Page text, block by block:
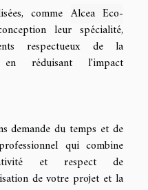
commeAlcea Eco-
leur spécialité,
respectueux de la
réduisant l'impact
demande du temps et de
qui combine
et respect de
de votre projet et la